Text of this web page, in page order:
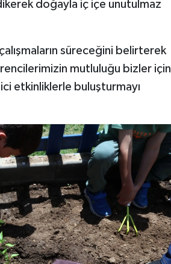
doğayla iç içe unutulmaz
süreceğini belirterek
mutluluğu bizler için
etkinliklerle buluşturmayı